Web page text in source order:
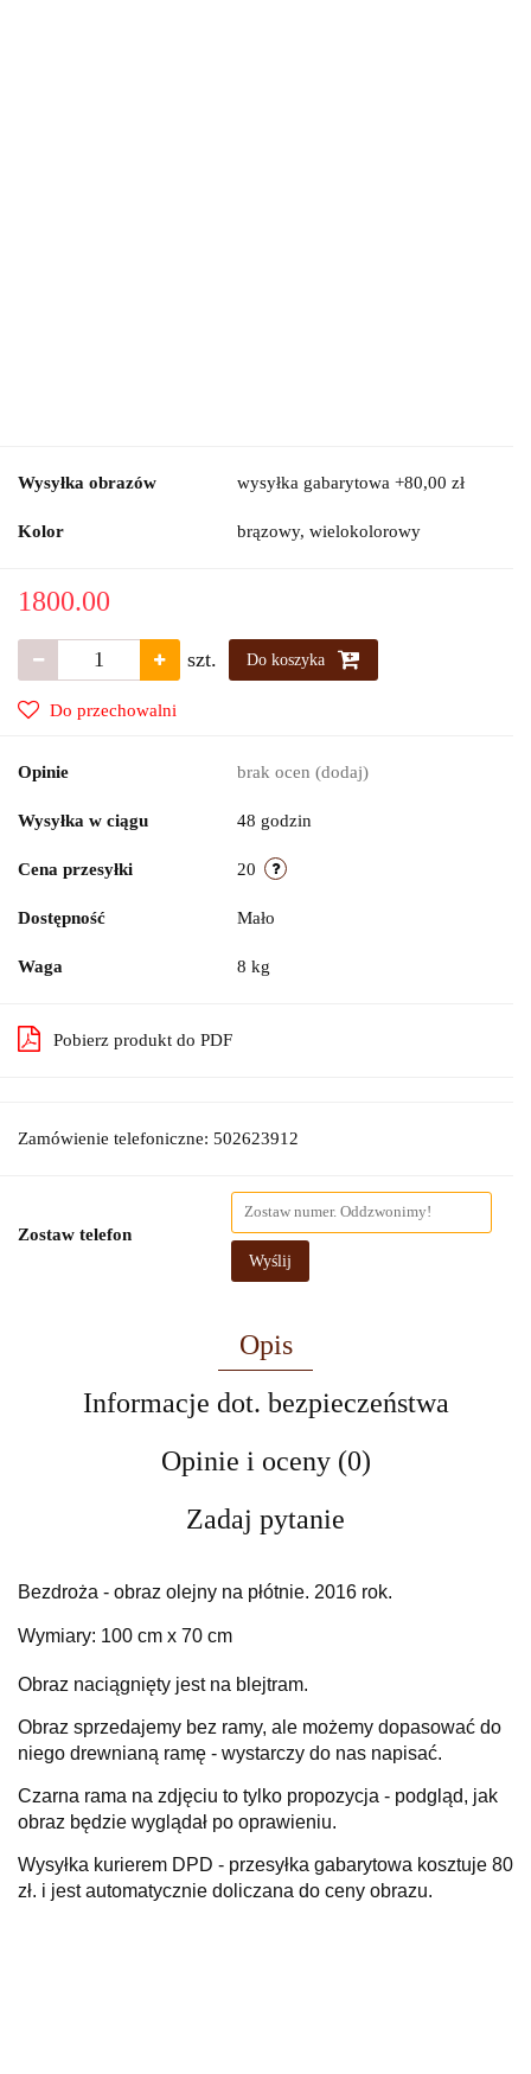
Wysyłka obrazów wysyłka gabarytowa +80,00 zł
Kolor brązowy, wielokolorowy
1800.00
szt. Do koszyka
Do przechowalni
Opinie brak ocen (dodaj)
Wysyłka w ciągu 48 godzin
Cena przesyłki 20
Dostępność Mało
Waga 8 kg
Pobierz produkt do PDF
Zamówienie telefoniczne: 502623912
Zostaw telefon
Wyślij
Opis
Informacje dot. bezpieczeństwa
Opinie i oceny (0)
Zadaj pytanie
Bezdroża - obraz olejny na płótnie. 2016 rok.
Wymiary: 100 cm x 70 cm
Obraz naciągnięty jest na blejtram.
Obraz sprzedajemy bez ramy, ale możemy dopasować do
niego drewnianą ramę - wystarczy do nas napisać.
Czarna rama na zdjęciu to tylko propozycja - podgląd, jak
obraz będzie wyglądał po oprawieniu.
Wysyłka kurierem DPD - przesyłka gabarytowa kosztuje 80
zł. i jest automatycznie doliczana do ceny obrazu.